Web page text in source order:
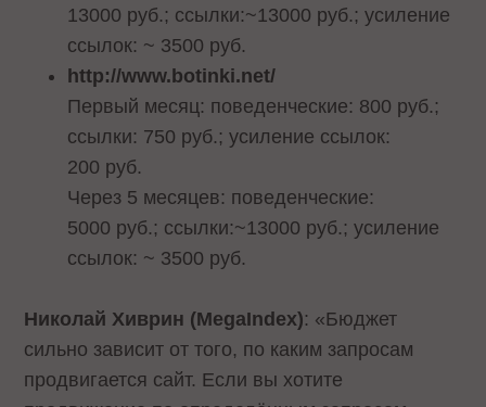
13000 руб.; ссылки:~13000 руб.; усиление
ссылок: ~ 3500 руб.
http://www.botinki.net/
Первый месяц: поведенческие: 800 руб.;
ссылки: 750 руб.; усиление ссылок:
200 руб.
Через 5 месяцев: поведенческие:
5000 руб.; ссылки:~13000 руб.; усиление
ссылок: ~ 3500 руб.
Николай Хиврин (MegaIndex): «Бюджет
сильно зависит от того, по каким запросам
продвигается сайт. Если вы хотите